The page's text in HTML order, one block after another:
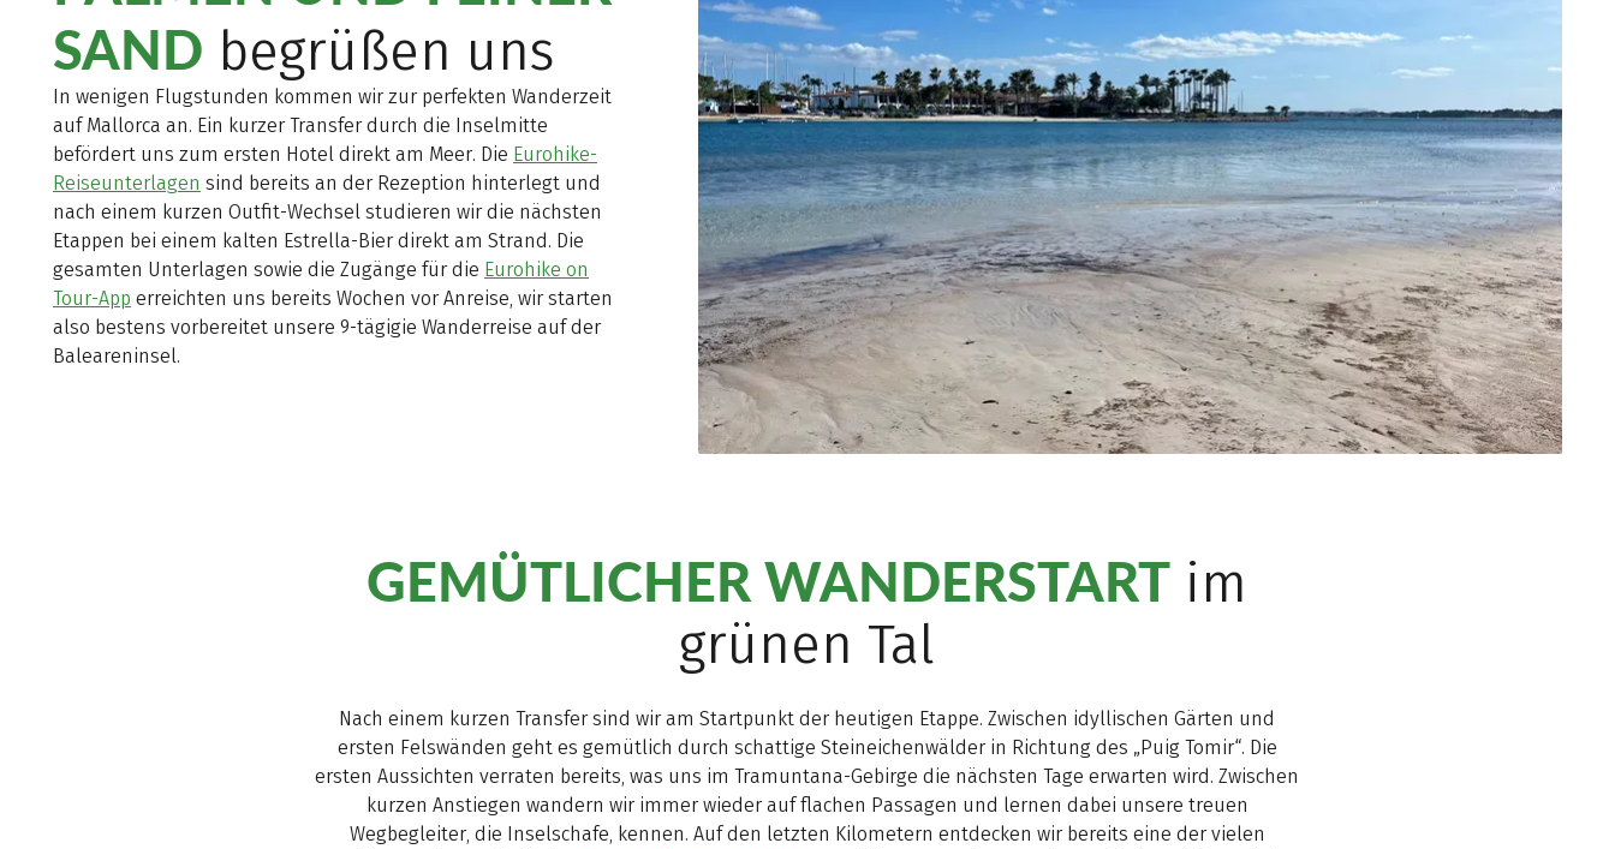
SAND begrüßen uns
In wenigen Flugstunden kommen wir zur perfekten Wanderzeit
auf Mallorca an. Ein kurzer Transfer durch die Inselmitte
befördert uns zum ersten Hotel direkt am Meer. Die Eurohike-
Reiseunterlagen sind bereits an der Rezeption hinterlegt und
nach einem kurzen Outfit-Wechsel studieren wir die nächsten
Etappen bei einem kalten Estrella-Bier direkt am Strand. Die
gesamten Unterlagen sowie die Zugänge für die Eurohike on
Tour-App erreichten uns bereits Wochen vor Anreise, wir starten
also bestens vorbereitet unsere 9-tägigie Wanderreise auf der
Baleareninsel.
GEMÜTLICHER WANDERSTART im
grünen Tal
Nach einem kurzen Transfer sind wir am Startpunkt der heutigen Etappe. Zwischen idyllischen Gärten und
ersten Felswänden geht es gemütlich durch schattige Steineichenwälder in Richtung des „Puig Tomir“. Die
ersten Aussichten verraten bereits, was uns im Tramuntana-Gebirge die nächsten Tage erwarten wird. Zwischen
kurzen Anstiegen wandern wir immer wieder auf flachen Passagen und lernen dabei unsere treuen
Wegbegleiter, die Inselschafe, kennen. Auf den letzten Kilometern entdecken wir bereits eine der vielen